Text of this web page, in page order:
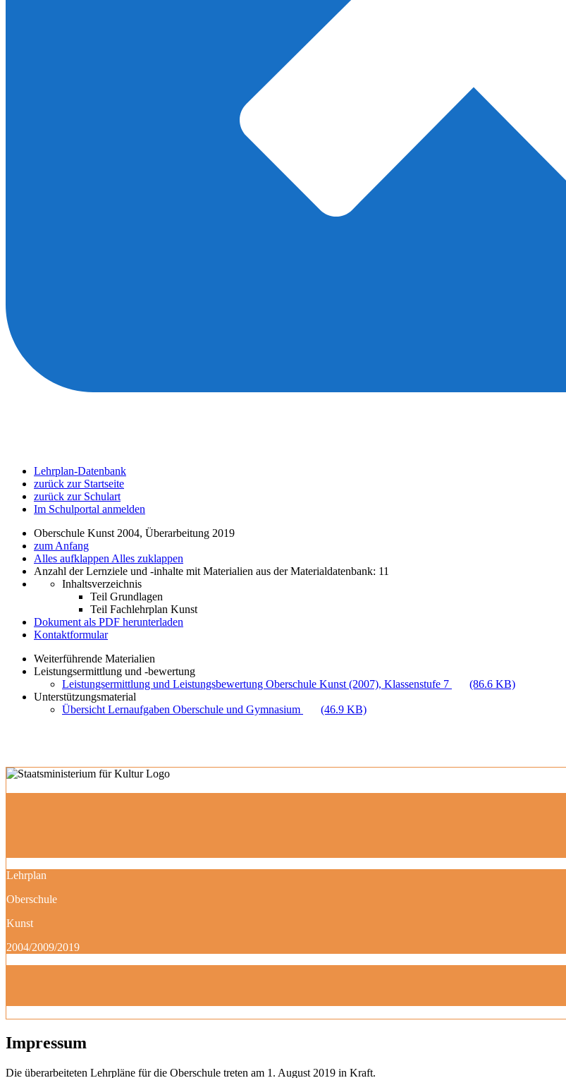
Lehrplan-Datenbank
zurück zur Startseite
zurück zur Schulart
Im Schulportal anmelden
Oberschule Kunst 2004, Überarbeitung 2019
zum Anfang
Alles aufklappen Alles zuklappen
Anzahl der Lernziele und -inhalte mit Materialien aus der Materialdatenbank: 11
Inhaltsverzeichnis
Teil Grundlagen
Teil Fachlehrplan Kunst
Dokument als PDF herunterladen
Kontaktformular
Weiterführende Materialien
Leistungsermittlung und -bewertung
Leistungsermittlung und Leistungsbewertung Oberschule Kunst (2007), Klassenstufe 7
(86.6 KB)
Unterstützungsmaterial
Übersicht Lernaufgaben Oberschule und Gymnasium
(46.9 KB)
Lehrplan
Oberschule
Kunst
2004/2009/2019
Impressum
Die überarbeiteten Lehrpläne für die Oberschule treten am 1. August 2019 in Kraft.